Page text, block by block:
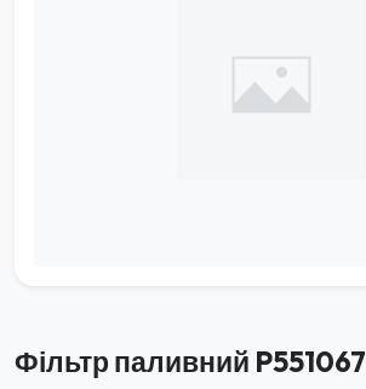
Фільтр паливний P551067